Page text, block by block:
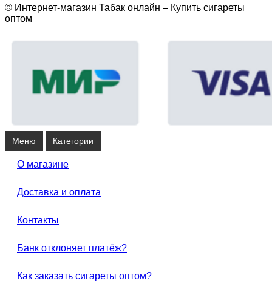
© Интернет-магазин Табак онлайн – Купить сигареты
оптом
Меню Категории
О магазине
Доставка и оплата
Контакты
Банк отклоняет платёж?
Как заказать сигареты оптом?